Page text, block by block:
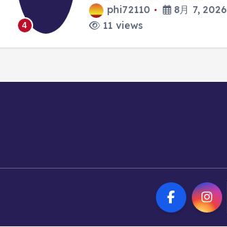
4
phi72110
8月 7, 2026
11 views